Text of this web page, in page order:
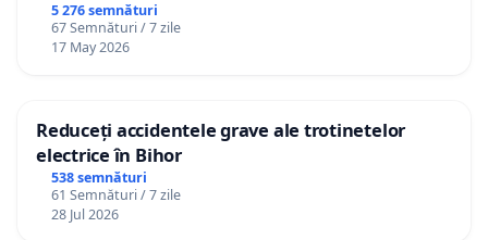
5 276 semnături
67 Semnături / 7 zile
17 May 2026
Reduceți accidentele grave ale trotinetelor
electrice în Bihor
538 semnături
61 Semnături / 7 zile
28 Jul 2026